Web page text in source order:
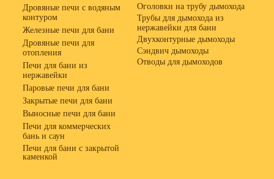
Дровяные печи с водяным
контуром
Железные печи для бани
Дровяные печи для
отопления
Печи для бани из
нержавейки
Паровые печи для бани
Закрытые печи для бани
Выносные печи для бани
Печи для коммерческих
бань и саун
Печи для бани с закрытой
каменкой
Оголовки на трубу дымохода
Трубы для дымохода из
нержавейки для бани
Двухконтурные дымоходы
Сэндвич дымоходы
Отводы для дымоходов